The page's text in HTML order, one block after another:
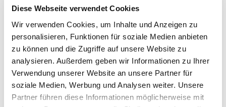
Diese Webseite verwendet Cookies
Wir verwenden Cookies, um Inhalte und Anzeigen zu
personalisieren, Funktionen für soziale Medien anbieten
zu können und die Zugriffe auf unsere Website zu
analysieren. Außerdem geben wir Informationen zu Ihrer
Verwendung unserer Website an unsere Partner für
soziale Medien, Werbung und Analysen weiter. Unsere
Partner führen diese Informationen möglicherweise mit